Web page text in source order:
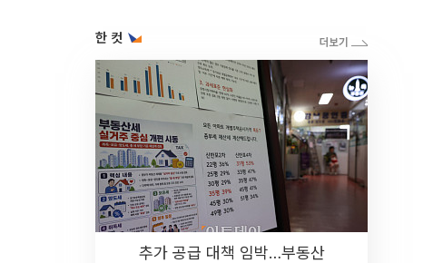
한 컷
추가 공급 대책 임박…부동산